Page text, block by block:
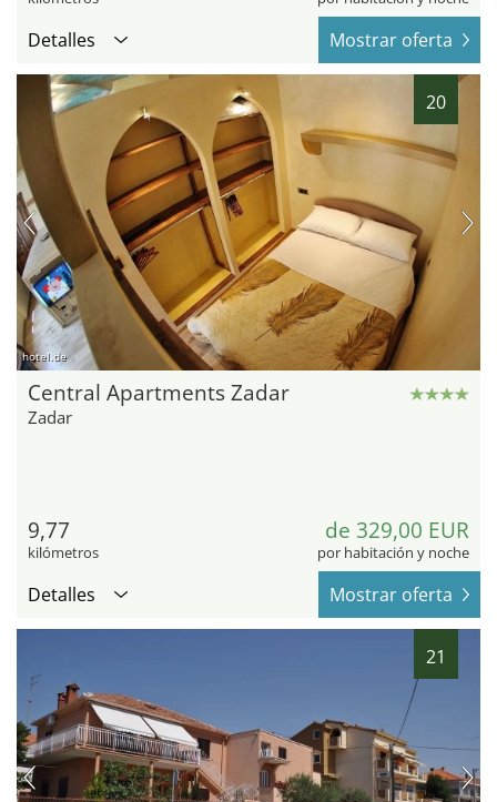
Detalles Mostrar oferta
20
hotel.de
Central Apartments Zadar
Zadar
9,77
kilómetros
de 329,00 EUR
por habitación y noche
Detalles Mostrar oferta
21